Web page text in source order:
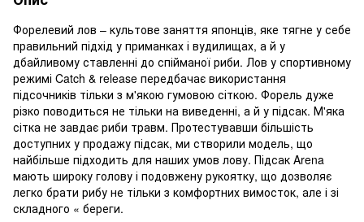
Форелевий лов – культове заняття японців, яке тягне у себе
правильний підхід у приманках і вудилищах, а й у
дбайливому ставленні до спійманої риби. Лов у спортивному
режимі Catch & release передбачає використання
підсочників тільки з м'якою гумовою сіткою. Форель дуже
різко поводиться не тільки на виведенні, а й у підсак. М'яка
сітка не завдає риби травм. Протестувавши більшість
доступних у продажу підсак, ми створили модель, що
найбільше підходить для наших умов лову. Підсак Arena
мають широку голову і подовжену рукоятку, що дозволяє
легко брати рибу не тільки з комфортних вимосток, але і зі
складного « береги.